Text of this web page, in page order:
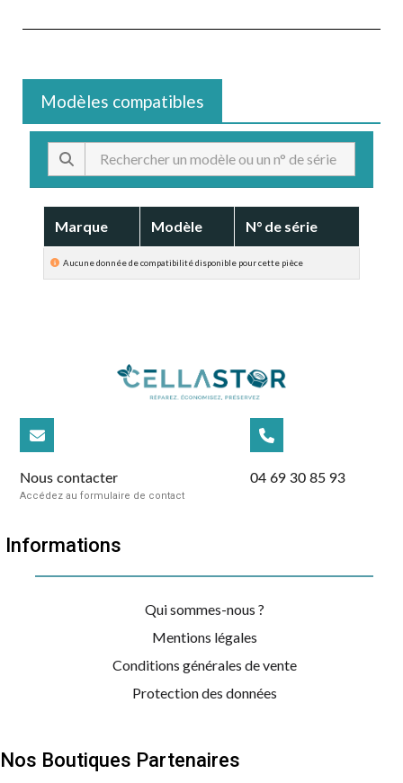
Modèles compatibles
Marque Modèle N° de série
Nous contacter
Accédez au formulaire de contact
04 69 30 85 93
Informations
Qui sommes-nous ?
Mentions légales
Conditions générales de vente
Protection des données
Nos Boutiques Partenaires